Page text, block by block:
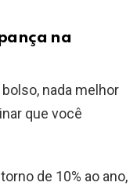
na
nada melhor
que você
de 10% ao ano,